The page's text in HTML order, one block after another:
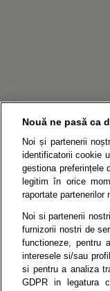
Nouă ne pasă ca
Noi și partenerii
identificatorii cookie
gestiona preferințele
legitim în orice
raportate partenerilor
Noi si partenerii
furnizorii nostri de
functioneze, pentru
interesele si/sau
si pentru a analiza
GDPR in legatura